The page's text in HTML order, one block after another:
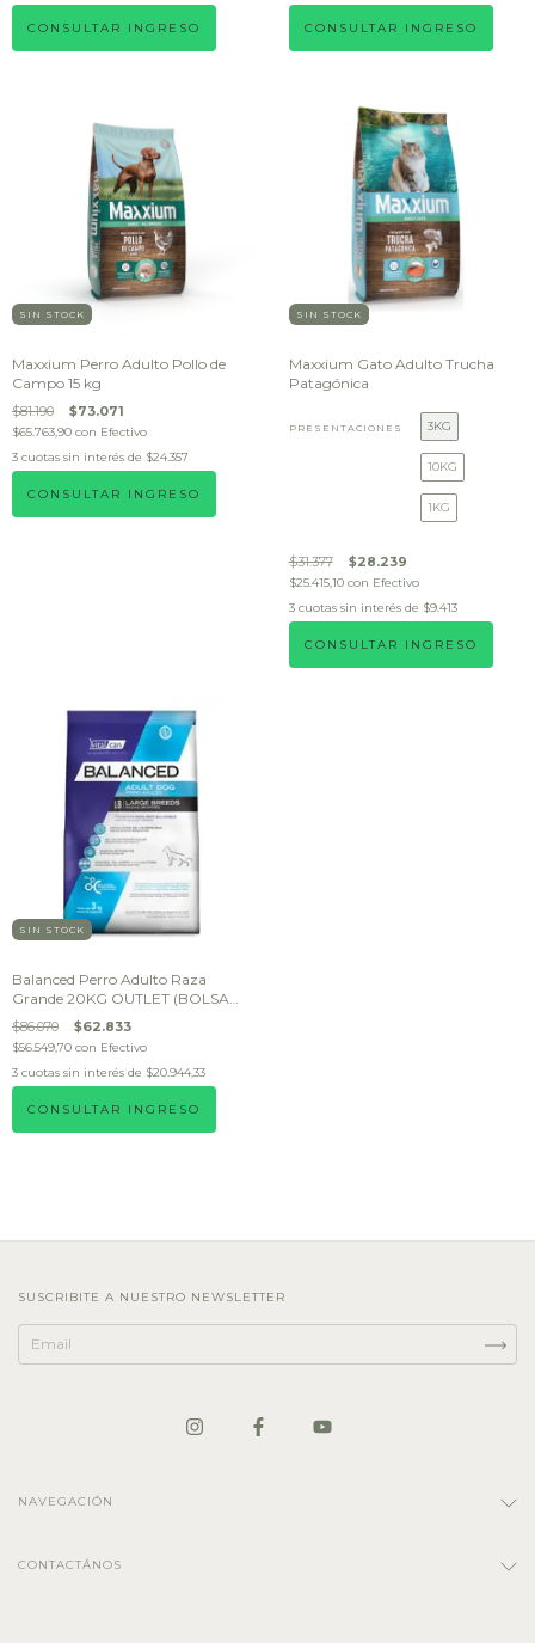
CONSULTAR INGRESO CONSULTAR INGRESO
SIN STOCK
Maxxium Perro Adulto Pollo de
Campo 15 kg
$81.190 $73.071
$65.763,90 con Efectivo
3 cuotas sin interés de $24.357
CONSULTAR INGRESO
SIN STOCK
Maxxium Gato Adulto Trucha
Patagónica
PRESENTACIONES 3KG
10KG
1KG
$31.377 $28.239
$25.415,10 con Efectivo
3 cuotas sin interés de $9.413
CONSULTAR INGRESO
SIN STOCK
Balanced Perro Adulto Raza
Grande 20KG OUTLET (BOLSA
DAÑADA)
$86.070 $62.833
$56.549,70 con Efectivo
3 cuotas sin interés de $20.944,33
CONSULTAR INGRESO
SUSCRIBITE A NUESTRO NEWSLETTER
NAVEGACIÓN
CONTACTÁNOS